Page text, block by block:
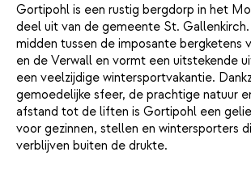
Gortipohl is een rustig bergdorp in het
deel uit van de gemeente St.
midden tussen de imposante bergketens
en de Verwall en vormt een uitstekende
een veelzijdige wintersportvakantie.
gemoedelijke sfeer, de prachtige natuur
afstand tot de liften is Gortipohl een
voor gezinnen, stellen en wintersporters
verblijven buiten de drukte.